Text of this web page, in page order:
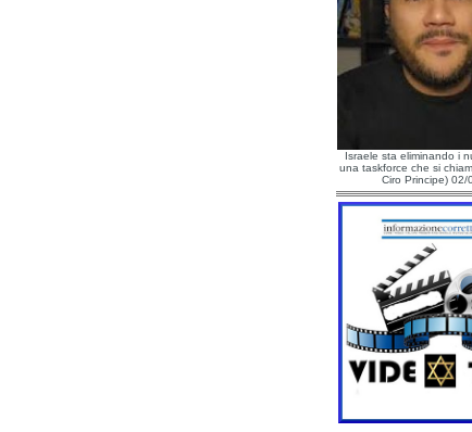
Israele sta eliminando i
una taskforce che si
Ciro Principe) 02/